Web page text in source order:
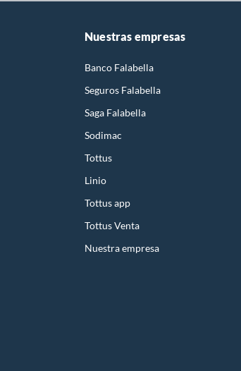
Nuestras empresas
Banco Falabella
Seguros Falabella
Saga Falabella
Sodimac
Tottus
Linio
Tottus app
Tottus Venta
Nuestra empresa